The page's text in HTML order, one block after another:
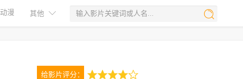
动漫 其他
给影片评分：